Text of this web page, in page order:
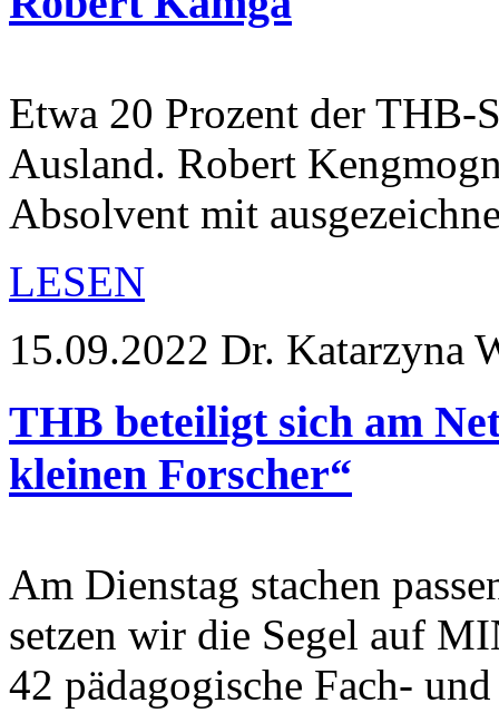
Etwa 20 Prozent der THB-
Ausland. Robert
Absolvent mit
LESEN
15.09.2022 Dr. Katarzyna
THB beteiligt sich am
kleinen Forscher“
Am Dienstag stachen
setzen wir die Segel auf
42 pädagogische Fach-